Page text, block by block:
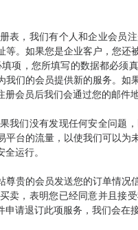
表，我们有个人和企业会员
。如果您是企业客户，您
项，您所填写的数据都必须
们的会员提供新的服务。
会员后我们会通过您的邮件
我们没有发现任何安全问题
台的流量，以使我们可以
运行。
贵的会员发送您的订单情
卖，表明您已经同意并且接
请退订此项服务，我们会在